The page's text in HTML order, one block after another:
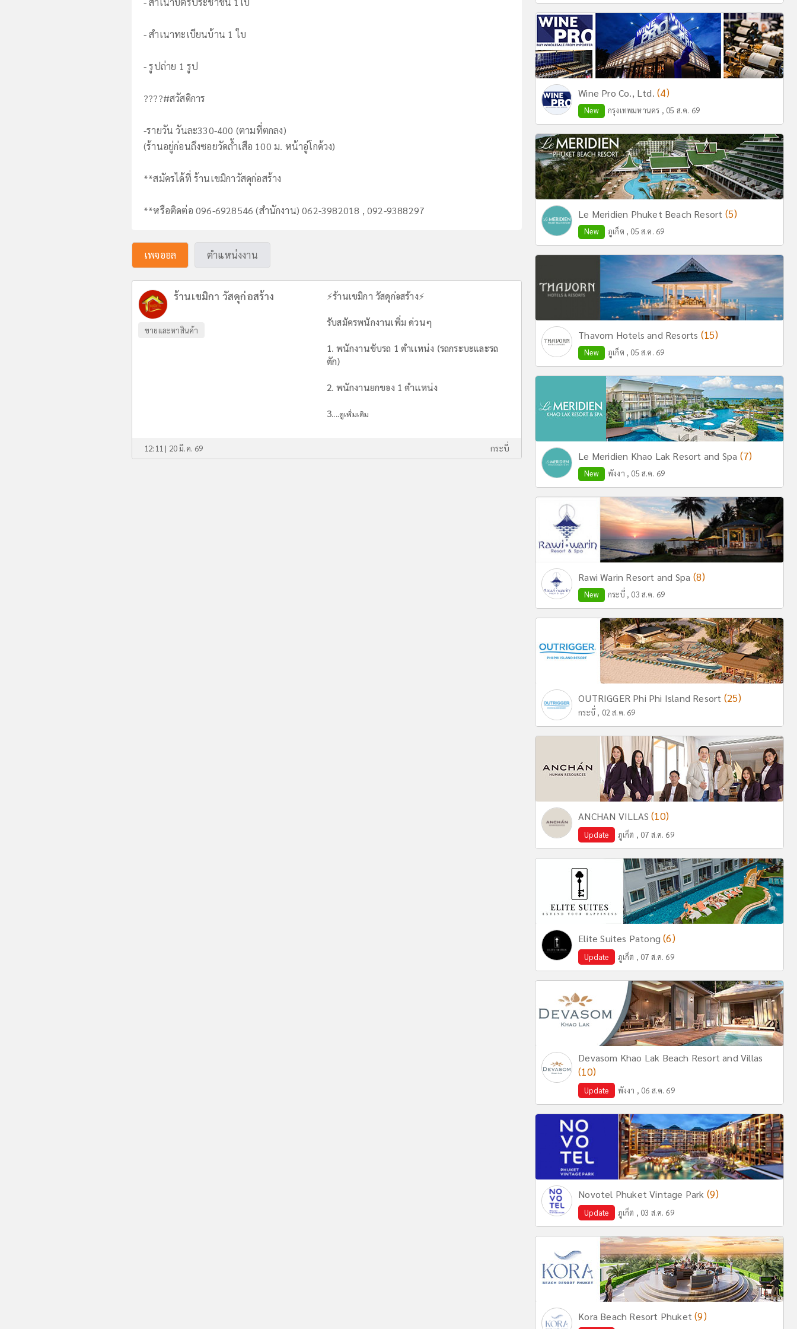
- สำเนาทะเบียนบ้าน 1 ใบ
- รูปถ่าย 1 รูป
????#สวัสดิการ
-รายวัน วันละ330-400 (ตามที่ตกลง)
(ร้านอยู่ก่อนถึงซอยวัดถ้ำเสือ 100 ม. หน้าอู่โกด้วง)
**สมัครได้ที่ ร้านเขมิกาวัสดุก่อสร้าง
**หรือติดต่อ 096-6928546 (สำนักงาน) 062-3982018 , 092-9388297
เพจออล ตำแหน่งงาน
ร้านเขมิกา วัสดุก่อสร้าง
ขายและหาสินค้า
⚡️ร้านเขมิกา วัสดุก่อสร้าง⚡️
รับสมัครพนักงานเพิ่ม ด่วนๆ
1. พนักงานขับรถ 1 ตำเเหน่ง (รถกระบะและรถ
ตัก)
2. พนักงานยกของ 1 ตำเเหน่ง
3....ดูเพิ่มเติม
12:11 | 20 มี.ค. 69 กระบี่
Wine Pro Co., Ltd.(4)
New กรุงเทพมหานคร , 05 ส.ค. 69
Le Meridien Phuket Beach Resort (5)
New ภูเก็ต , 05 ส.ค. 69
Thavorn Hotels and Resorts (15)
New ภูเก็ต , 05 ส.ค. 69
Le Meridien Khao Lak Resort and Spa (7)
New พังงา , 05 ส.ค. 69
Rawi Warin Resort and Spa (8)
New กระบี่ , 03 ส.ค. 69
OUTRIGGER Phi Phi Island Resort (25)
กระบี่ , 02 ส.ค. 69
ANCHAN VILLAS(10)
Update ภูเก็ต , 07 ส.ค. 69
Elite Suites Patong(6)
Update ภูเก็ต , 07 ส.ค. 69
Devasom Khao Lak Beach Resort and Villas
(10)
Update พังงา , 06 ส.ค. 69
Novotel Phuket Vintage Park (9)
Update ภูเก็ต , 03 ส.ค. 69
Kora Beach Resort Phuket(9)